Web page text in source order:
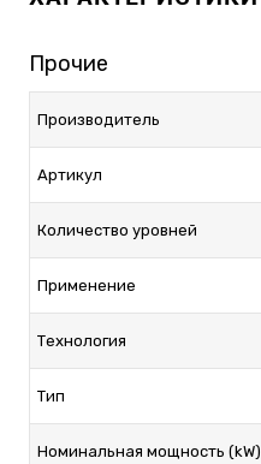
Прочие
Производитель
Артикул
Количество уровней
Применение
Технология
Тип
Номинальная мощность (kW)